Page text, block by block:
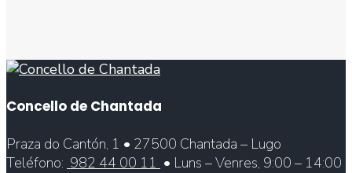
Concello de Chantada
Praza do Cantón, 1 • 27500 Chantada – Lugo
Teléfono: 982 44 00 11 • Luns – Venres, 9:00 – 14:00